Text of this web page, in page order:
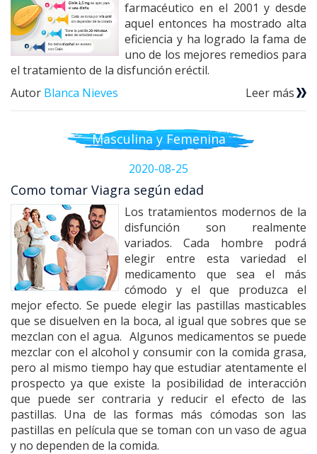
farmacéutico en el 2001 y desde
aquel entonces ha mostrado alta
eficiencia y ha logrado la fama de
uno de los mejores remedios para
el tratamiento de la disfunción eréctil.
Autor Blanca Nieves Leer más
Masculina y Femenina
2020-08-25
Como tomar Viagra según edad
Los tratamientos modernos de la
disfunción son realmente
variados. Cada hombre podrá
elegir entre esta variedad el
medicamento que sea el más
cómodo y el que produzca el
mejor efecto. Se puede elegir las pastillas masticables
que se disuelven en la boca, al igual que sobres que se
mezclan con el agua. Algunos medicamentos se puede
mezclar con el alcohol y consumir con la comida grasa,
pero al mismo tiempo hay que estudiar atentamente el
prospecto ya que existe la posibilidad de interacción
que puede ser contraria y reducir el efecto de las
pastillas. Una de las formas más cómodas son las
pastillas en película que se toman con un vaso de agua
y no dependen de la comida.